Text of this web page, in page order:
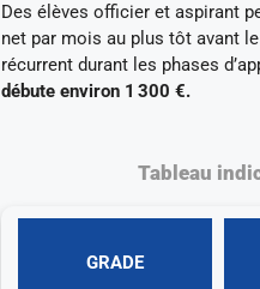
Des élèves officier et aspirant
net par mois au plus tôt avant
récurrent durant les phases
débute environ 1 300 €.
Tableau
GRADE